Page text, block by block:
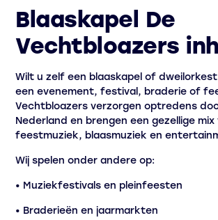
Blaaskapel De
Vechtbloazers
Wilt u zelf een blaaskapel of
een evenement, festival, braderie of
Vechtbloazers verzorgen optredens
Nederland en brengen een gezellige mix
feestmuziek, blaasmuziek en
Wij spelen onder andere op:
• Muziekfestivals en pleinfeesten
• Braderieën en jaarmarkten